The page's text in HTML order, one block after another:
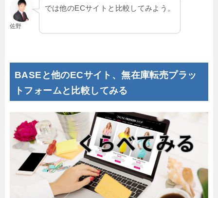
佐野
では他のECサイトと比較してみよう。
BASEと他のECサイト、無在庫転売プラッ
トフォームと比較してみる